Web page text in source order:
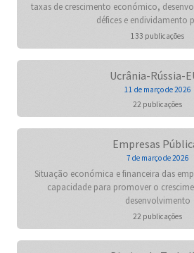
taxas de crescimento económico,
défices e endividamento
133 publicações
Ucrânia-Rússia-
11 de março de 2026
22 publicações
Empresas
7 de março de 2026
Situação económica e financeira das
capacidade para promover o
desenvolvimento
22 publicações